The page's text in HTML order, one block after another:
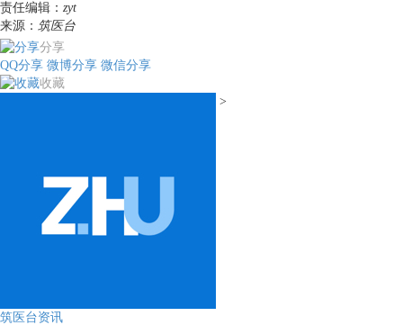
责任编辑： zyt
来源： 筑医台
分享
QQ分享 微博分享 微信分享
收藏
>
筑医台资讯